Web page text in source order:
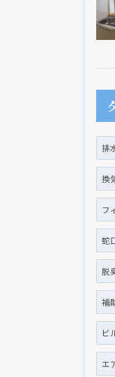
排
換
フ
蛇
脱
補
ビ
エ
現在、新
クリックで
現在、新
クリックで